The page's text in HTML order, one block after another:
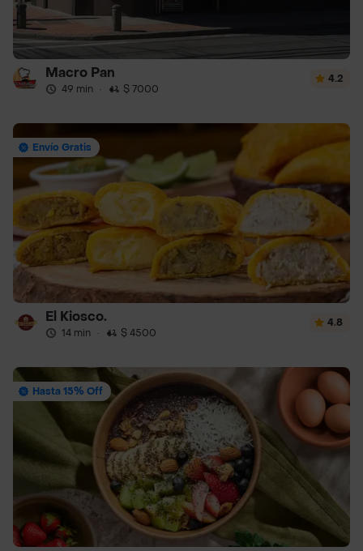
Macro Pan
49 min · $ 7000
4.2
Envío Gratis
El Kiosco.
14 min · $ 4500
4.8
Hasta 15% Off